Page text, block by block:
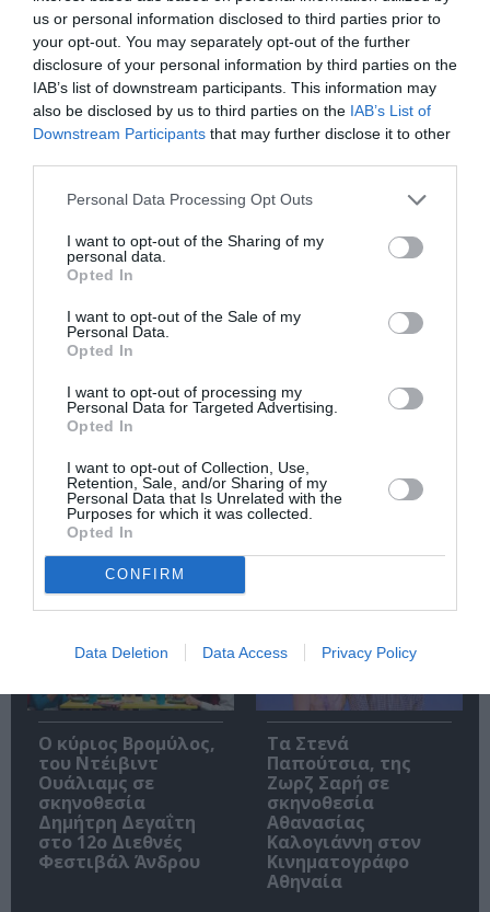
us or personal information disclosed to third parties prior to
your opt-out. You may separately opt-out of the further
disclosure of your personal information by third parties on the
IAB’s list of downstream participants. This information may
also be disclosed by us to third parties on the IAB’s List of
Downstream Participants that may further disclose it to other
Personal Data Processing Opt Outs
I want to opt-out of the Sharing of my
personal data.
Opted In
I want to opt-out of the Sale of my
Personal Data.
Opted In
I want to opt-out of processing my
Personal Data for Targeted Advertising.
Opted In
I want to opt-out of Collection, Use,
Retention, Sale, and/or Sharing of my
Personal Data that Is Unrelated with the
Purposes for which it was collected.
Opted In
CONFIRM
Data Deletion Data Access Privacy Policy
την Τέχνη και τον Πολιτισμό!
Πολυάννα Το
παιχνίδι της χαράς,
της Κάρμεν
Ρουγγέρη στο 55ο
Φεστιβάλ Ολύμπου
2026
ΚΠΙΣΝ: Park your
Cinema – Αύγουστος
2026
O κύριος Βρομύλος,
του Ντέιβιντ
Ουάλιαμς σε
σκηνοθεσία
Δημήτρη Δεγαΐτη
στο 12ο Διεθνές
Φεστιβάλ Άνδρου
Τα Στενά
Παπούτσια, της
Ζωρζ Σαρή σε
σκηνοθεσία
Αθανασίας
Καλογιάννη στον
Κινηματογράφο
Αθηναία